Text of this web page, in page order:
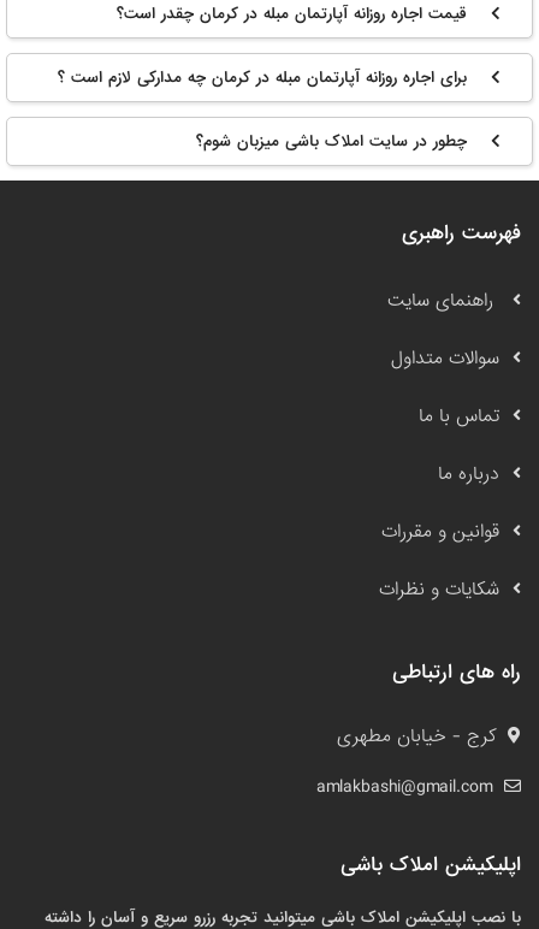
قیمت اجاره روزانه آپارتمان مبله در کرمان چقدر است؟
برای اجاره روزانه آپارتمان مبله در کرمان چه مدارکی لازم است ؟
چطور در سایت املاک باشی میزبان شوم؟
فهرست راهبری
راهنمای سایت
سوالات متداول
تماس با ما
درباره ما
قوانین و مقررات
شکایات و نظرات
راه های ارتباطی
کرج - خیابان مطهری
amlakbashi@gmail.com
اپلیکیشن املاک باشی
با نصب اپلیکیشن املاک باشی میتوانید تجربه رزرو سریع و آسان را داشته